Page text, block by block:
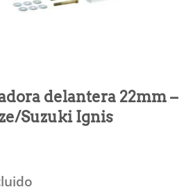
delantera 22mm –
Suzuki Ignis